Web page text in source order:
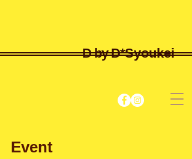
D by D*Syoukei
Event